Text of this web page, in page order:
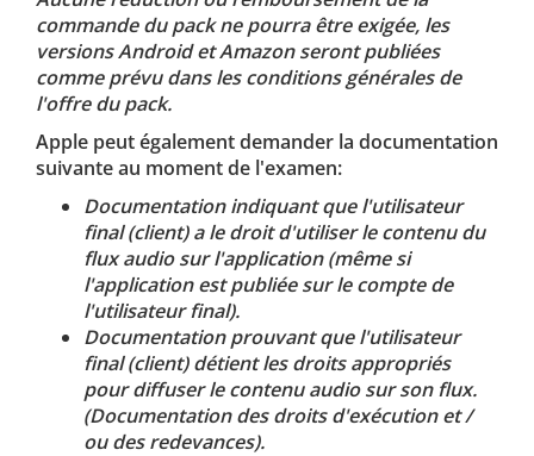
commande du pack ne pourra être exigée, les
versions Android et Amazon seront publiées
comme prévu dans les conditions générales de
l'offre du pack.
Apple peut également demander la documentation
suivante au moment de l'examen:
Documentation indiquant que l'utilisateur
final (client) a le droit d'utiliser le contenu du
flux audio sur l'application (même si
l'application est publiée sur le compte de
l'utilisateur final).
Documentation prouvant que l'utilisateur
final (client) détient les droits appropriés
pour diffuser le contenu audio sur son flux.
(Documentation des droits d'exécution et /
ou des redevances).